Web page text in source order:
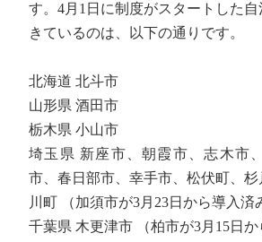
す。4月1日に制度がスタートした
きているのは、以下の通りです。
北海道 北斗市
山形県 酒田市
栃木県 小山市
埼玉県 新座市、朝霞市、志木市
市、春日部市、幸手市、松伏町、
川町 （加須市が3月23日から導入済
千葉県 木更津市 （柏市が3月15日か